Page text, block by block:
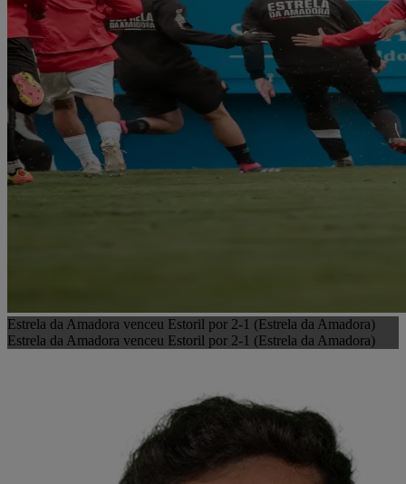
Estrela da Amadora venceu Estoril por 2-1 (Estrela da Amadora)
Estrela da Amadora venceu Estoril por 2-1 (Estrela da Amadora)